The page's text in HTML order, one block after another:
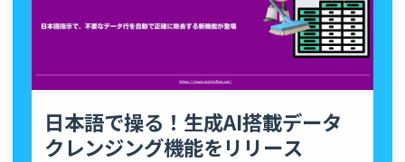
日本語で操る！生成AI搭載データ
クレンジング機能をリリース